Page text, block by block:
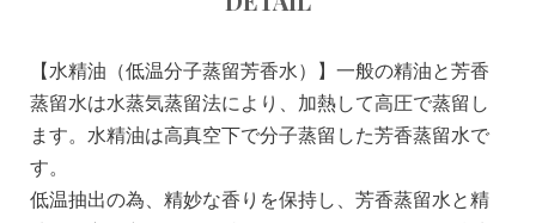
【水精油（低温分子蒸留芳香水）】一般の精油と芳香
蒸留水は水蒸気蒸留法により、加熱して高圧で蒸留し
ます。水精油は高真空下で分子蒸留した芳香蒸留水で
す。
低温抽出の為、精妙な香りを保持し、芳香蒸留水と精